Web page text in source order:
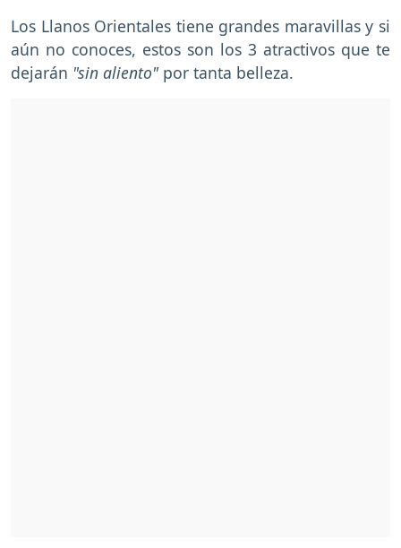
Los Llanos Orientales tiene grandes maravillas y si
aún no conoces, estos son los 3 atractivos que te
dejarán "sin aliento" por tanta belleza.